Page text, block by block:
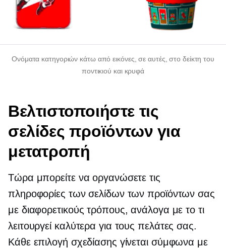
Ονόματα κατηγοριών κάτω από εικόνες, σε αυτές, στο δείκτη του
ποντικιού και κρυφά
Βελτιστοποιήστε τις
σελίδες προϊόντων για
μετατροπή
Τώρα μπορείτε να οργανώσετε τις
πληροφορίες των σελίδων των προϊόντων σας
με διαφορετικούς τρόπους, ανάλογα με το τι
λειτουργεί καλύτερα για τους πελάτες σας.
Κάθε επιλογή σχεδίασης γίνεται σύμφωνα με